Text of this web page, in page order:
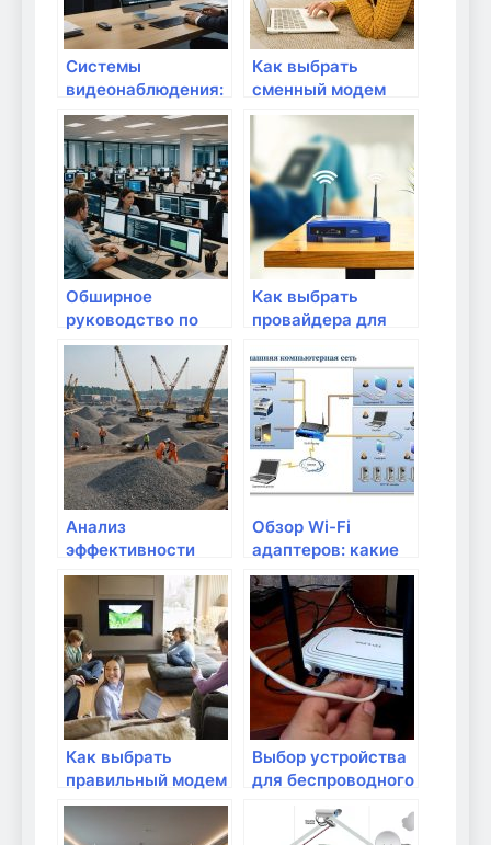
Системы
видеонаблюдения:
выбор
оборудования
Как выбрать
сменный модем
для домашнего
интернета?
Обширное
руководство по
сетевым
проекторным
системам
Как выбрать
провайдера для
интернета?
Анализ
эффективности
оборудования для
домашнего
интернета
Обзор Wi-Fi
адаптеров: какие
выбрать для
своего
устройства?
Как выбрать
правильный модем
для домашнего
интернета?
Выбор устройства
для беспроводного
изображения